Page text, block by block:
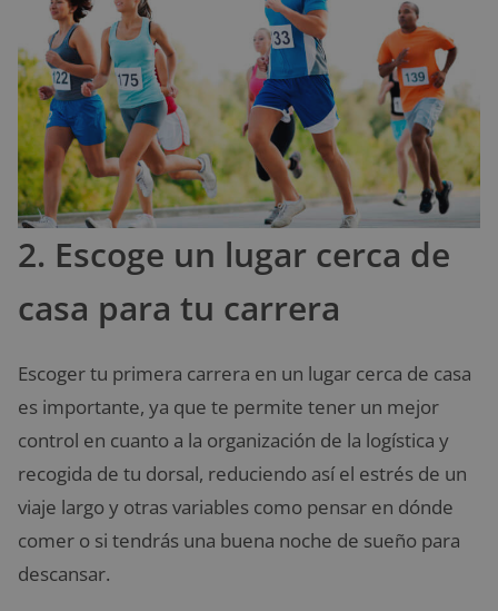
2. Escoge un lugar cerca de
casa para tu carrera
Escoger tu primera carrera en un lugar cerca de casa
es importante, ya que te permite tener un mejor
control en cuanto a la organización de la logística y
recogida de tu dorsal, reduciendo así el estrés de un
viaje largo y otras variables como pensar en dónde
comer o si tendrás una buena noche de sueño para
descansar.